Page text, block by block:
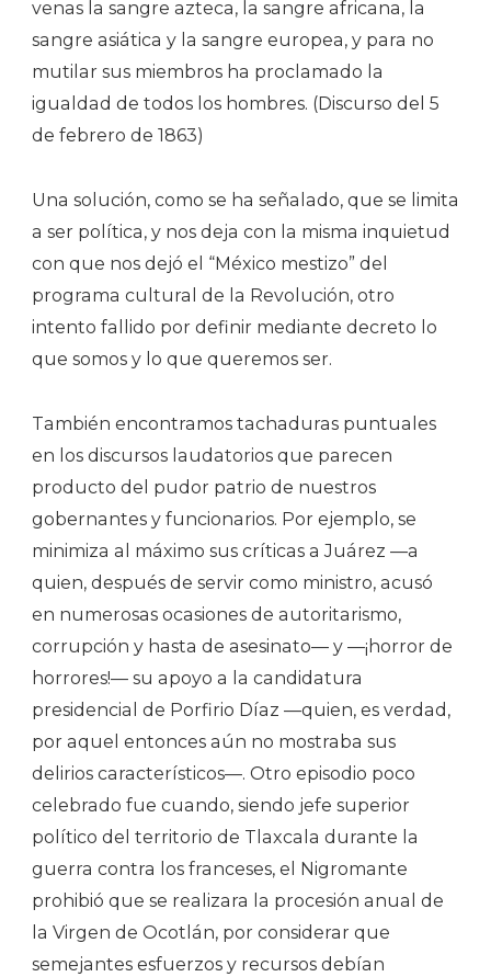
venas la sangre azteca, la sangre africana, la
sangre asiática y la sangre europea, y para no
mutilar sus miembros ha proclamado la
igualdad de todos los hombres. (Discurso del 5
de febrero de 1863)
Una solución, como se ha señalado, que se limita
a ser política, y nos deja con la misma inquietud
con que nos dejó el “México mestizo” del
programa cultural de la Revolución, otro
intento fallido por definir mediante decreto lo
que somos y lo que queremos ser.
También encontramos tachaduras puntuales
en los discursos laudatorios que parecen
producto del pudor patrio de nuestros
gobernantes y funcionarios. Por ejemplo, se
minimiza al máximo sus críticas a Juárez —a
quien, después de servir como ministro, acusó
en numerosas ocasiones de autoritarismo,
corrupción y hasta de asesinato— y —¡horror de
horrores!— su apoyo a la candidatura
presidencial de Porfirio Díaz —quien, es verdad,
por aquel entonces aún no mostraba sus
delirios característicos—. Otro episodio poco
celebrado fue cuando, siendo jefe superior
político del territorio de Tlaxcala durante la
guerra contra los franceses, el Nigromante
prohibió que se realizara la procesión anual de
la Virgen de Ocotlán, por considerar que
semejantes esfuerzos y recursos debían